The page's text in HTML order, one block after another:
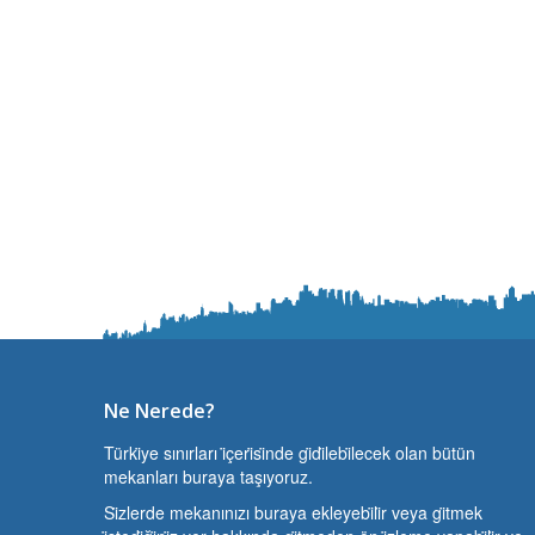
Ne Nerede?
Türki̇ye sınırları i̇çeri̇si̇nde gi̇di̇lebi̇lecek olan bütün
mekanları buraya taşıyoruz.
Si̇zlerde mekanınızı buraya ekleyebi̇li̇r veya gi̇tmek